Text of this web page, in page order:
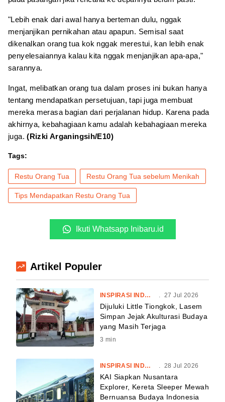
"Lebih enak dari awal hanya berteman dulu, nggak
menjanjikan pernikahan atau apapun. Semisal saat
dikenalkan orang tua kok nggak merestui, kan lebih enak
penyelesaiannya kalau kita nggak menjanjikan apa-apa,"
sarannya.
Ingat, melibatkan orang tua dalam proses ini bukan hanya
tentang mendapatkan persetujuan, tapi juga membuat
mereka merasa bagian dari perjalanan hidup. Karena pada
akhirnya, kebahagiaan kamu adalah kebahagiaan mereka
juga. (Rizki Arganingsih/E10)
Tags:
Restu Orang Tua Restu Orang Tua sebelum Menikah
Tips Mendapatkan Restu Orang Tua
Ikuti Whatsapp Inibaru.id
Artikel Populer
INSPIRASI INDONESIA . 27 Jul 2026
Dijuluki Little Tiongkok, Lasem
Simpan Jejak Akulturasi Budaya
yang Masih Terjaga
3 min
INSPIRASI INDONESIA . 28 Jul 2026
KAI Siapkan Nusantara
Explorer, Kereta Sleeper Mewah
Bernuansa Budaya Indonesia